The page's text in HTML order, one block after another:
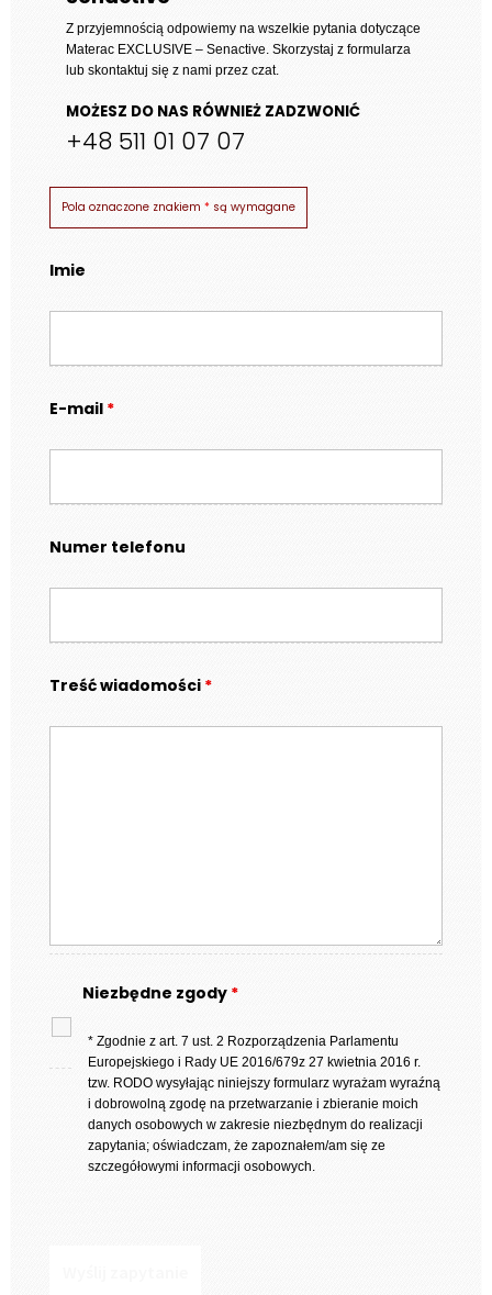
459 zł
Z przyjemnością odpowiemy na wszelkie pytania dotyczące
Materac EXCLUSIVE – Senactive. Skorzystaj z formularza
lub skontaktuj się z nami przez czat.
MOŻESZ DO NAS RÓWNIEŻ ZADZWONIĆ
+48 511 01 07 07
Pola oznaczone znakiem * są wymagane
Imie
E-mail *
Numer telefonu
Treść wiadomości *
Niezbędne zgody *
* Zgodnie z art. 7 ust. 2 Rozporządzenia Parlamentu
Europejskiego i Rady UE 2016/679z 27 kwietnia 2016 r.
tzw. RODO wysyłając niniejszy formularz wyrażam wyraźną
i dobrowolną zgodę na przetwarzanie i zbieranie moich
danych osobowych w zakresie niezbędnym do realizacji
zapytania; oświadczam, że zapoznałem/am się ze
szczegółowymi informacji osobowych.